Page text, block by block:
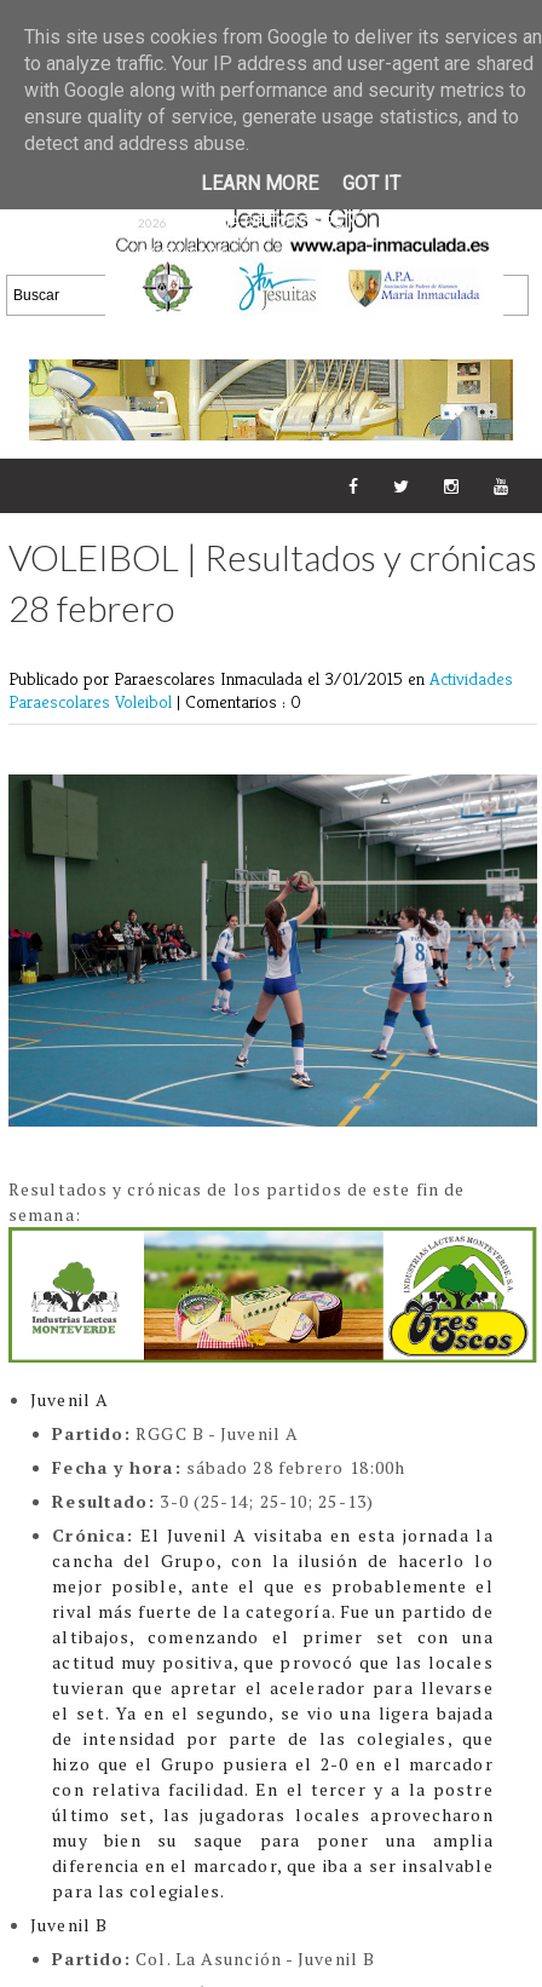
02 jun 2026
GALERIA DE FOTOS
30/05/2026
25 may 2026
GALERIA
DE FOTOS 23/05/2026
20 may
2026
GALERIA DE FOTOS
16/05/2026
DE FOTOS 09/05/2026
28 abr
2026
GALERIA DE FOTOS 25 Y
26/04/2026
VOLEIBOL | Resultados y crónicas
28 febrero
Publicado por Paraescolares Inmaculada el 3/01/2015 en Actividades
Paraescolares Voleibol | Comentarios : 0
Resultados y crónicas de los partidos de este fin de
semana:
Juvenil A
Partido: RGGC B - Juvenil A
Fecha y hora: sábado 28 febrero 18:00h
Resultado: 3-0 (25-14; 25-10; 25-13)
Crónica: El Juvenil A visitaba en esta jornada la
cancha del Grupo, con la ilusión de hacerlo lo
mejor posible, ante el que es probablemente el
rival más fuerte de la categoría. Fue un partido de
altibajos, comenzando el primer set con una
actitud muy positiva, que provocó que las locales
tuvieran que apretar el acelerador para llevarse
el set. Ya en el segundo, se vio una ligera bajada
de intensidad por parte de las colegiales, que
hizo que el Grupo pusiera el 2-0 en el marcador
con relativa facilidad. En el tercer y a la postre
último set, las jugadoras locales aprovecharon
muy bien su saque para poner una amplia
diferencia en el marcador, que iba a ser insalvable
para las colegiales.
Juvenil B
Partido: Col. La Asunción - Juvenil B
This site uses cookies from Google to deliver its services
to analyze traffic. Your IP address and user-agent are shared
with Google along with performance and security metrics to
ensure quality of service, generate usage statistics, and to
detect and address abuse.
LEARN MORE
GOT IT